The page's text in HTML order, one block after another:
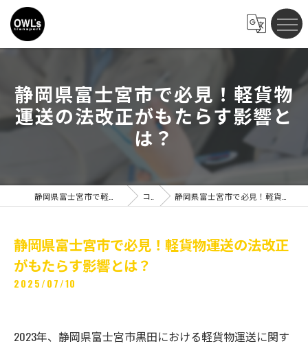
静岡県富士宮市で必見！軽貨物
運送の法改正がもたらす影響と
は？
コラム 静岡県富士宮市で必見！軽貨物運送の法改正がもたらす影響とは？
静岡県富士宮市で必見！軽貨物運送の法改正
がもたらす影響とは？
2025/07/10
2023年、静岡県富士宮市黒田における軽貨物運送に関す